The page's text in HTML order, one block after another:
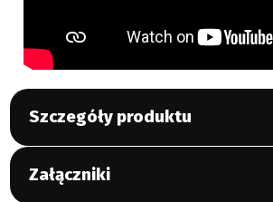
Szczegóły produktu
Załączniki